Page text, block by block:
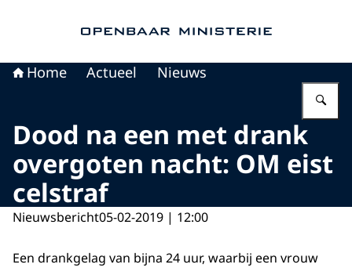
Home Actueel Nieuws
Dood na een met drank
overgoten nacht: OM eist
celstraf
Nieuwsbericht05-02-2019 | 12:00
Een drankgelag van bijna 24 uur, waarbij een vrouw